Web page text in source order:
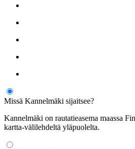
Missä Kannelmäki sijaitsee?
Kannelmäki on rautatieasema maassa
kartta-välilehdeltä yläpuolelta.